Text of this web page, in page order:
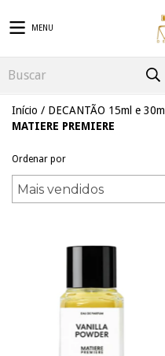
MENU
Início / DECANTÃO 15ml e 30ml
MATIERE PREMIERE
Ordenar por